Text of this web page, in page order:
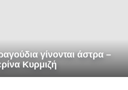
γίνονται άστρα –
Κυρμιζή